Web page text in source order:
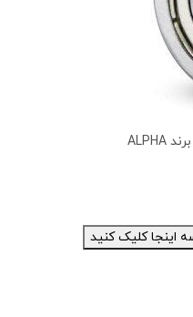
اینجا کلیک کنید